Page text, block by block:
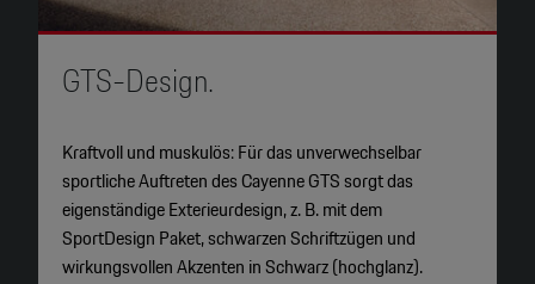
GTS-Design.
Kraftvoll und muskulös: Für das unverwechselbar
sportliche Auftreten des Cayenne GTS sorgt das
eigenständige Exterieurdesign, z. B. mit dem
SportDesign Paket, schwarzen Schriftzügen und
wirkungsvollen Akzenten in Schwarz (hochglanz).